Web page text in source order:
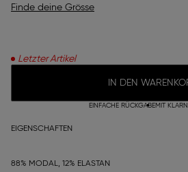
Finde deine Grösse
Letzter Artikel
IN DEN
EINFACHE RÜCKGABEMIT
EIGENSCHAFTEN
88% MODAL, 12% ELASTAN